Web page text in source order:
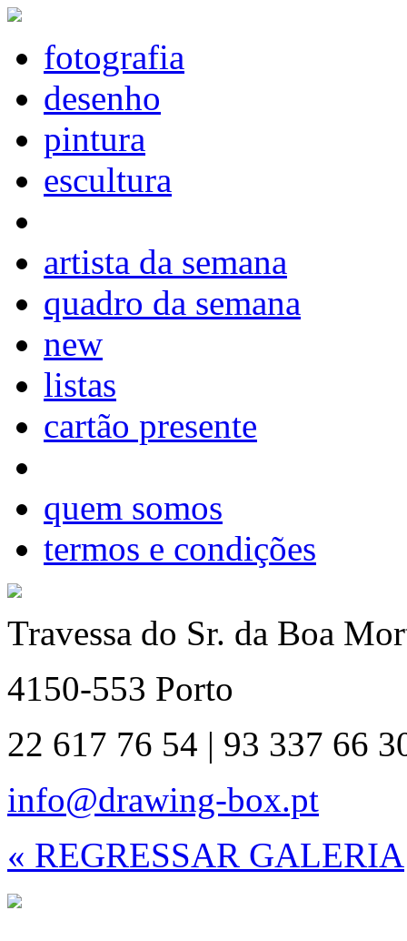
fotografia
desenho
pintura
escultura
artista da semana
quadro da semana
new
listas
cartão presente
quem somos
termos e condições
Travessa do Sr. da Boa
4150-553 Porto
22 617 76 54 | 93 337 66
info@drawing-box.pt
« REGRESSAR GALERIA